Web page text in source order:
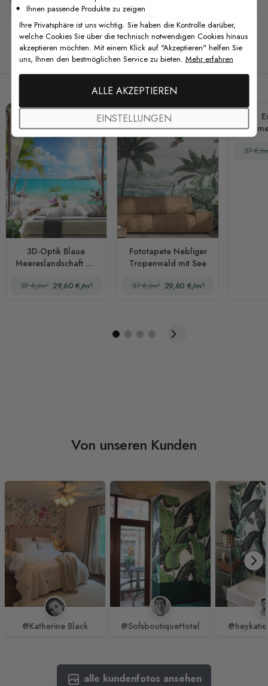
Verwandte Produkte
3D-Optik Blaue
Meereslandschaft mit
Palmen Fototapete
37 €/m² 29,60 €/m²
Fototapete Nebliger
Tropenwald mit See
37 €/m² 29,60 €/m²
37 €/
Von unseren Kunden
@Katherine Black @SofsboutiqueHotel
alle kundenfotos ansehen
Ihnen passende Produkte zu zeigen
Ihre Privatsphäre ist uns wichtig. Sie haben die Kontrolle darüber,
welche Cookies Sie über die technisch notwendigen Cookies hinaus
akzeptieren möchten. Mit einem Klick auf "Akzeptieren" helfen Sie
uns, Ihnen den bestmöglichen Service zu bieten. Mehr erfahren
ALLE AKZEPTIEREN
EINSTELLUNGEN